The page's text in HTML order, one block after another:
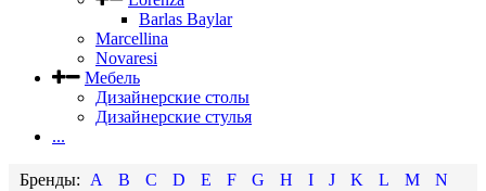
Barlas Baylar
Marcellina
Novaresi
Мебель
Дизайнерские столы
Дизайнерские стулья
...
A B C D E F G H I J K L M
N